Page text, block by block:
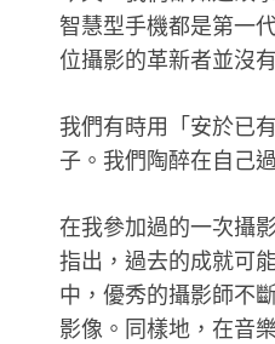
智慧型手機都是第一
位攝影的革新者並沒
我們有時用「安於已
子。我們陶醉在自己
在我參加過的一次攝
指出，過去的成就可
中，優秀的攝影師不
影像。同樣地，在音